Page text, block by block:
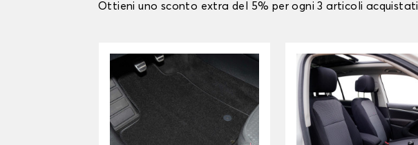
Ottieni uno sconto extra del 5% per ogni 3 articoli acquistati